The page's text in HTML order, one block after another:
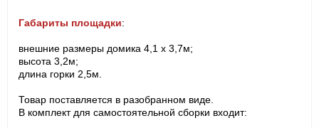
Габариты площадки:
внешние размеры домика 4,1 х 3,7м;
высота 3,2м;
длина горки 2,5м.
Товар поставляется в разобранном виде.
В комплект для самостоятельной сборки входит: